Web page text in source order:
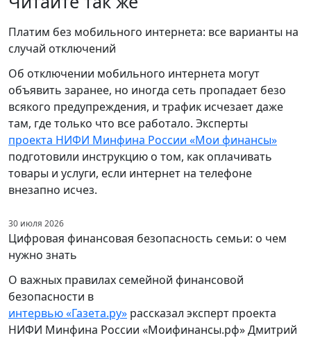
Платим без мобильного интернета: все варианты на
случай отключений
Об отключении мобильного интернета могут
объявить заранее, но иногда сеть пропадает безо
всякого предупреждения, и трафик исчезает даже
там, где только что все работало. Эксперты
проекта НИФИ Минфина России «Мои финансы»
подготовили инструкцию о том, как оплачивать
товары и услуги, если интернет на телефоне
внезапно исчез.
30 июля 2026
Цифровая финансовая безопасность семьи: о чем
нужно знать
О важных правилах семейной финансовой
безопасности в
интервью «Газета.ру» рассказал эксперт проекта
НИФИ Минфина России «Моифинансы.рф» Дмитрий